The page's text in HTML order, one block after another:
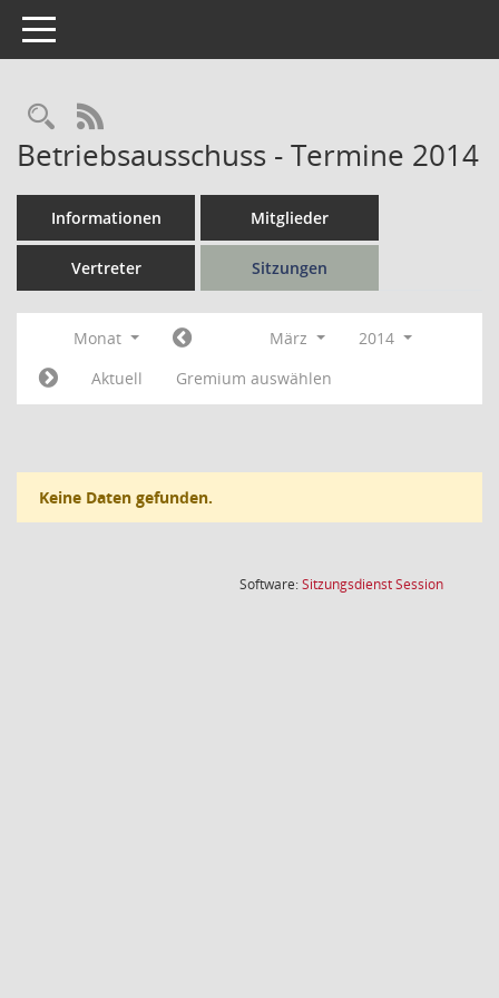
Toggle navigation
Rechercheauswahl
RSS-Feed
Betriebsausschuss - Termine 2014
Informationen Mitglieder
Vertreter Sitzungen
Monat März
2014
Aktuell
Gremium auswählen
Keine Daten gefunden.
Software:SitzungsdienstSession(Wird in